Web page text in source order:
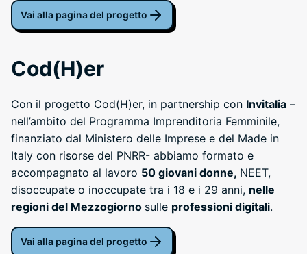
Vai alla pagina del progetto
Cod(H)er
Con il progetto Cod(H)er, in partnership con Invitalia –
nell’ambito del Programma Imprenditoria Femminile,
finanziato dal Ministero delle Imprese e del Made in
Italy con risorse del PNRR- abbiamo formato e
accompagnato al lavoro 50 giovani donne, NEET,
disoccupate o inoccupate tra i 18 e i 29 anni, nelle
regioni del Mezzogiorno sulle professioni digitali.
Vai alla pagina del progetto